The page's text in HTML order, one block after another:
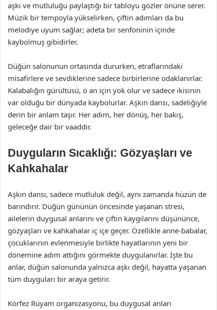
aşkı ve mutluluğu paylaştığı bir tabloyu gözler önüne serer.
Müzik bir tempoyla yükselirken, çiftin adımları da bu
melodiye uyum sağlar; adeta bir senfoninin içinde
kaybolmuş gibidirler.
Düğün salonunun ortasında dururken, etraflarındaki
misafirlere ve sevdiklerine sadece birbirlerine odaklanırlar.
Kalabalığın gürültüsü, o an için yok olur ve sadece ikisinin
var olduğu bir dünyada kaybolurlar. Aşkın dansı, sadeliğiyle
derin bir anlam taşır. Her adım, her dönüş, her bakış,
geleceğe dair bir vaaddir.
Duyguların Sıcaklığı: Gözyaşları ve
Kahkahalar
Aşkın dansı, sadece mutluluk değil, aynı zamanda hüzün de
barındırır. Düğün gününün öncesinde yaşanan stresi,
ailelerin duygusal anlarını ve çiftin kaygılarını düşününce,
gözyaşları ve kahkahalar iç içe geçer. Özellikle anne-babalar,
çocuklarının evlenmesiyle birlikte hayatlarının yeni bir
dönemine adım attığını görmekte duygulanırlar. İşte bu
anlar, düğün salonunda yalnızca aşkı değil, hayatta yaşanan
tüm duyguları bir araya getirir.
Körfez Rüyam organizasyonu, bu duygusal anları